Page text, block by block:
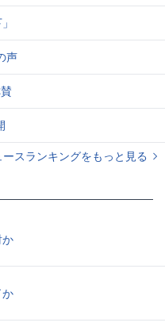
声
スランキングをもっと見る